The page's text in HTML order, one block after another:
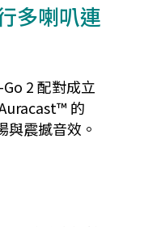
多喇叭連
2 配對成立
的
與震撼音效。